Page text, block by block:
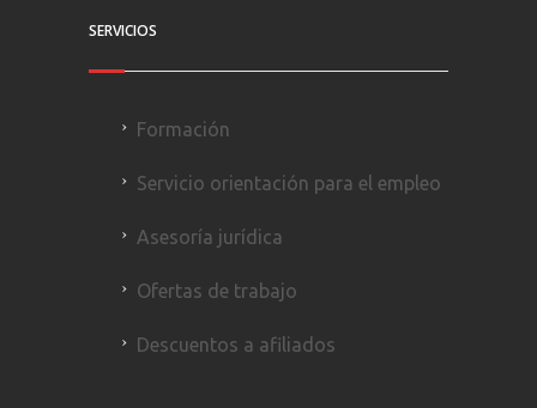
SERVICIOS
Formación
Servicio orientación para el empleo
Asesoría jurídica
Ofertas de trabajo
Descuentos a afiliados